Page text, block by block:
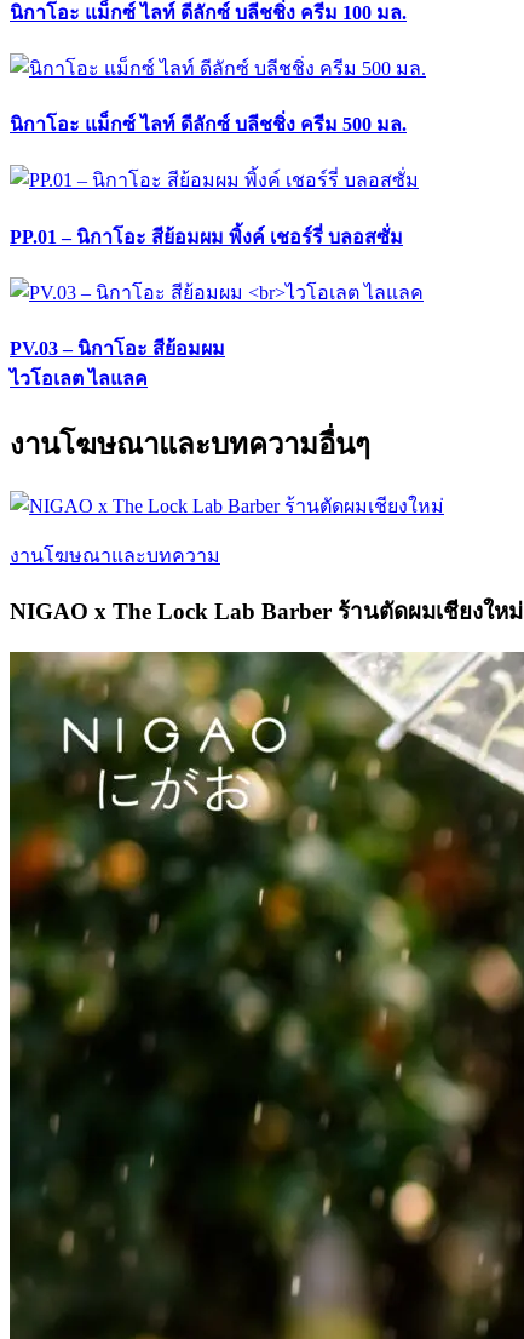
นิกาโอะ แม็กซ์ ไลท์ ดีลักซ์ บลีชชิ่ง ครีม 100 มล.
นิกาโอะ แม็กซ์ ไลท์ ดีลักซ์ บลีชชิ่ง ครีม 500 มล.
PP.01 – นิกาโอะ สีย้อมผม พิ้งค์ เชอร์รี่ บลอสซั่ม
PV.03 – นิกาโอะ สีย้อมผม
ไวโอเลต ไลแลค
งานโฆษณาและบทความอื่นๆ
งานโฆษณาและบทความ
NIGAO x The Lock Lab Barber ร้านตัดผมเชียงใหม่